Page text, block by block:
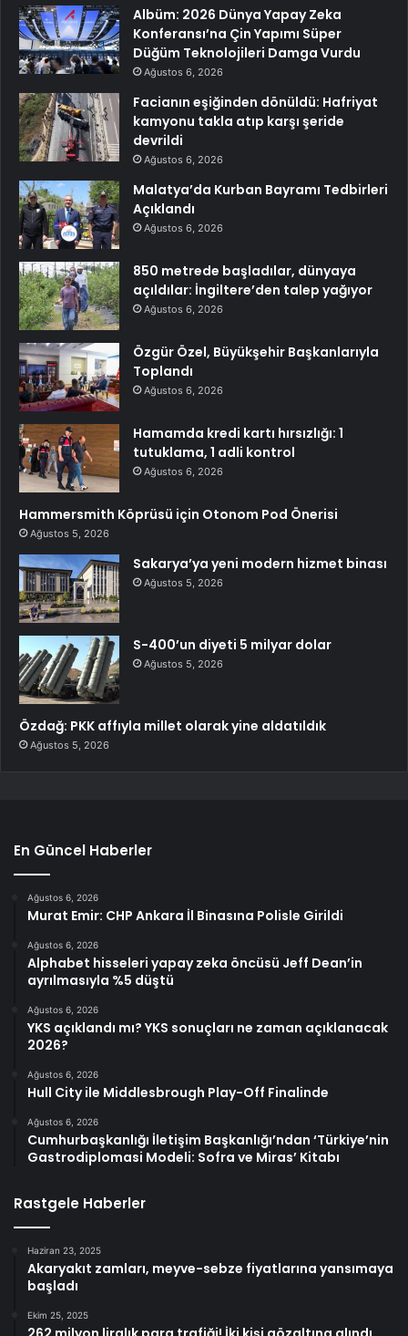
Albüm: 2026 Dünya Yapay Zeka
Konferansı’na Çin Yapımı Süper
Düğüm Teknolojileri Damga Vurdu
Ağustos 6, 2026
Facianın eşiğinden dönüldü: Hafriyat
kamyonu takla atıp karşı şeride
devrildi
Ağustos 6, 2026
Malatya’da Kurban Bayramı Tedbirleri
Açıklandı
Ağustos 6, 2026
850 metrede başladılar, dünyaya
açıldılar: İngiltere’den talep yağıyor
Ağustos 6, 2026
Özgür Özel, Büyükşehir Başkanlarıyla
Toplandı
Ağustos 6, 2026
Hamamda kredi kartı hırsızlığı: 1
tutuklama, 1 adli kontrol
Ağustos 6, 2026
Hammersmith Köprüsü için Otonom Pod Önerisi
Ağustos 5, 2026
Sakarya’ya yeni modern hizmet binası
Ağustos 5, 2026
S-400’un diyeti 5 milyar dolar
Ağustos 5, 2026
Özdağ: PKK affıyla millet olarak yine aldatıldık
Ağustos 5, 2026
En Güncel Haberler
Ağustos 6, 2026
Murat Emir: CHP Ankara İl Binasına Polisle Girildi
Ağustos 6, 2026
Alphabet hisseleri yapay zeka öncüsü Jeff Dean’in
ayrılmasıyla %5 düştü
Ağustos 6, 2026
YKS açıklandı mı? YKS sonuçları ne zaman açıklanacak
2026?
Ağustos 6, 2026
Hull City ile Middlesbrough Play-Off Finalinde
Ağustos 6, 2026
Cumhurbaşkanlığı İletişim Başkanlığı’ndan ‘Türkiye’nin
Gastrodiplomasi Modeli: Sofra ve Miras’ Kitabı
Rastgele Haberler
Haziran 23, 2025
Akaryakıt zamları, meyve-sebze fiyatlarına yansımaya
başladı
Ekim 25, 2025